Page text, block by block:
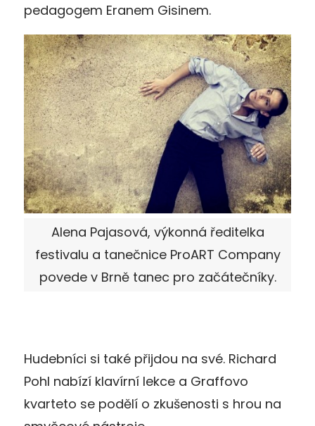
pedagogem Eranem Gisinem.
Alena Pajasová, výkonná ředitelka
festivalu a tanečnice ProART Company
povede v Brně tanec pro začátečníky.
Hudebníci si také přijdou na své. Richard
Pohl nabízí klavírní lekce a Graffovo
kvarteto se podělí o zkušenosti s hrou na